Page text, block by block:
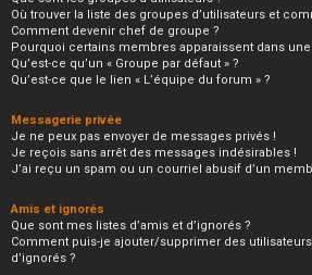
Où trouver la liste des groupes d’utilisateurs et
Comment devenir chef de groupe ?
Pourquoi certains membres apparaissent dans
Qu’est-ce qu’un « Groupe par défaut » ?
Qu’est-ce que le lien « L’équipe du forum » ?
Messagerie privée
Je ne peux pas envoyer de messages privés !
Je reçois sans arrêt des messages indésirables !
J’ai reçu un spam ou un courriel abusif d’un
Amis et ignorés
Que sont mes listes d’amis et d’ignorés ?
Comment puis-je ajouter/supprimer des
d’ignorés ?